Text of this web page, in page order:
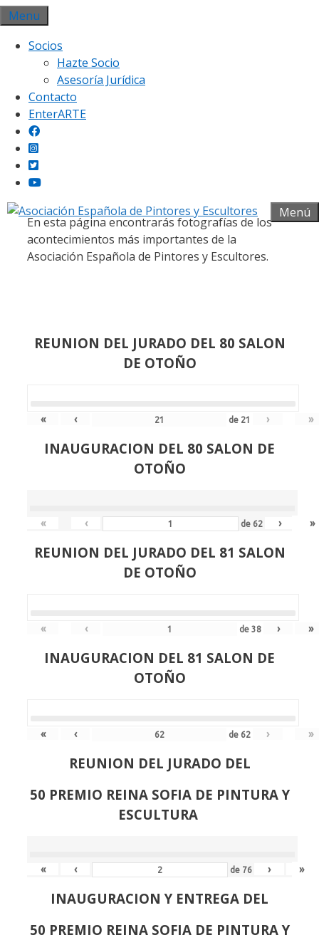
Saltar
al
contenido
Menu
Socios
Hazte Socio
Asesoría Jurídica
Contacto
EnterARTE
Menú
Galería fotográfica
En esta página encontrarás fotografías de los
acontecimientos más importantes de la
Asociación Española de Pintores y Escultores.
REUNION DEL JURADO DEL 80 SALON
DE OTOÑO
« ‹ de 21 › »
INAUGURACION DEL 80 SALON DE
OTOÑO
« ‹ de 62 › »
REUNION DEL JURADO DEL 81 SALON
DE OTOÑO
« ‹ de38 › »
INAUGURACION DEL 81 SALON DE
OTOÑO
« ‹ de 62 › »
REUNION DEL JURADO DEL
50 PREMIO REINA SOFIA DE PINTURA Y
ESCULTURA
« ‹ de 76 › »
INAUGURACION Y ENTREGA DEL
50 PREMIO REINA SOFIA DE PINTURA Y